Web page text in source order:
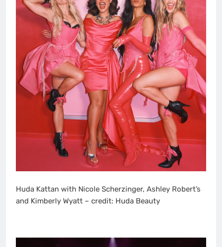
Huda Kattan with Nicole Scherzinger, Ashley Robert’s
and Kimberly Wyatt – credit: Huda Beauty